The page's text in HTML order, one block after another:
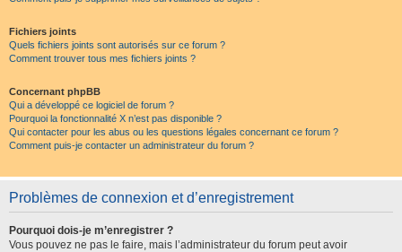
Fichiers joints
Quels fichiers joints sont autorisés sur ce forum ?
Comment trouver tous mes fichiers joints ?
Concernant phpBB
Qui a développé ce logiciel de forum ?
Pourquoi la fonctionnalité X n’est pas disponible ?
Qui contacter pour les abus ou les questions légales concernant ce forum ?
Comment puis-je contacter un administrateur du forum ?
Problèmes de connexion et d’enregistrement
Pourquoi dois-je m’enregistrer ?
Vous pouvez ne pas le faire, mais l’administrateur du forum peut avoir